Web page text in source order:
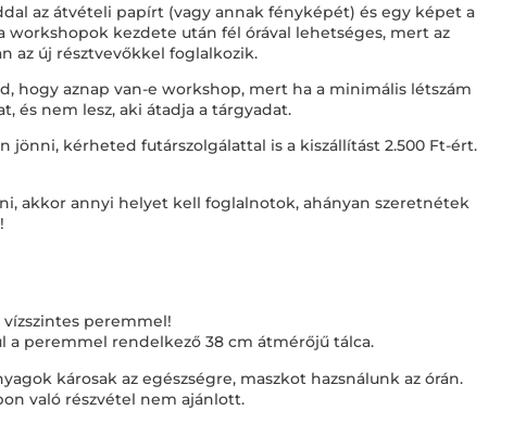
az átvételi papírt (vagy annak fényképét) és egy képet a
workshopok kezdete után fél órával lehetséges, mert az
az új résztvevőkkel foglalkozik.
hogy aznap van-e workshop, mert ha a minimális létszám
és nem lesz, aki átadja a tárgyadat.
jönni, kérheted futárszolgálattal is a kiszállítást 2.500 Ft-ért.
akkor annyi helyet kell foglalnotok, ahányan szeretnétek
peremmel!
a peremmel rendelkező 38 cm átmérőjű tálca.
károsak az egészségre, maszkot hazsnálunk az órán.
való részvétel nem ajánlott.